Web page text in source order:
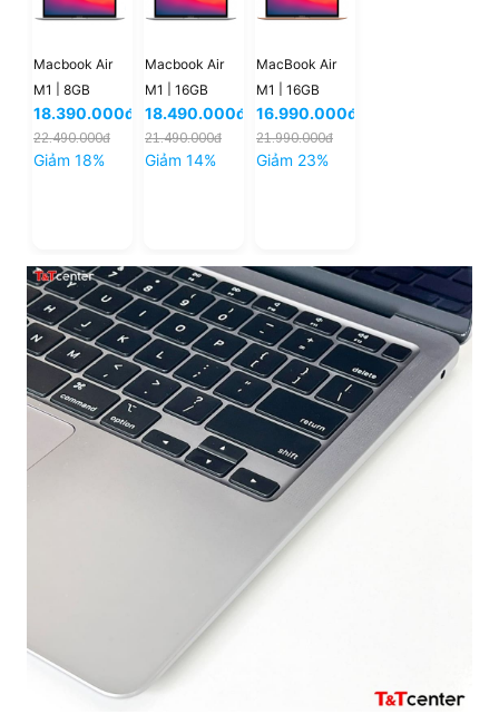
Macbook Air
M1 | 8GB
256GB | New
18.390.000đ
22.490.000đ
Giảm 18%
Macbook Air
M1 | 16GB
512GB
18.490.000đ
21.490.000đ
Giảm 14%
MacBook Air
M1 | 16GB
256GB
16.990.000đ
21.990.000đ
Giảm 23%